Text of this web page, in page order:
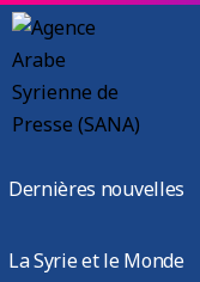
Dernières nouvelles
La Syrie et le Monde